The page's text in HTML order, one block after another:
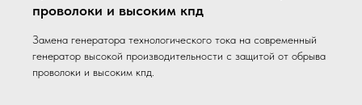
проволоки и высоким кпд
Замена генератора технологического тока на современный
генератор высокой производительности с защитой от обрыва
проволоки и высоким кпд.